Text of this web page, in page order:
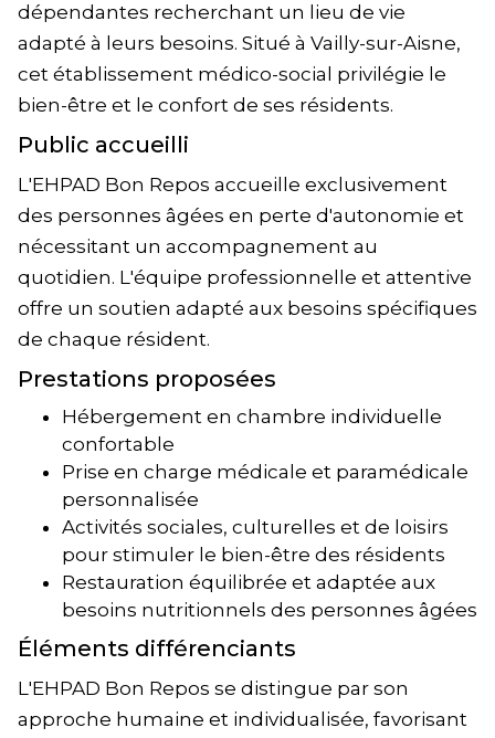
dépendantes recherchant un lieu de vie
adapté à leurs besoins. Situé à Vailly-sur-Aisne,
cet établissement médico-social privilégie le
bien-être et le confort de ses résidents.
Public accueilli
L'EHPAD Bon Repos accueille exclusivement
des personnes âgées en perte d'autonomie et
nécessitant un accompagnement au
quotidien. L'équipe professionnelle et attentive
offre un soutien adapté aux besoins spécifiques
de chaque résident.
Prestations proposées
Hébergement en chambre individuelle
confortable
Prise en charge médicale et paramédicale
personnalisée
Activités sociales, culturelles et de loisirs
pour stimuler le bien-être des résidents
Restauration équilibrée et adaptée aux
besoins nutritionnels des personnes âgées
Éléments différenciants
L'EHPAD Bon Repos se distingue par son
approche humaine et individualisée, favorisant